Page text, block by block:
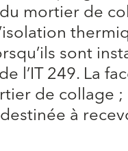
mortier de
sont
l’IT 249. La
de collage
à